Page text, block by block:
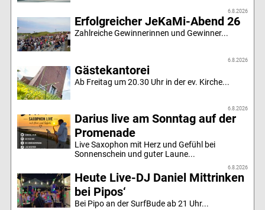
6.8.2026
Erfolgreicher JeKaMi-Abend 26
Zahlreiche Gewinnerinnen und Gewinner...
6.8.2026
Gästekantorei
Ab Freitag um 20.30 Uhr in der ev. Kirche...
6.8.2026
Darius live am Sonntag auf der
Promenade
Live Saxophon mit Herz und Gefühl bei
Sonnenschein und guter Laune...
6.8.2026
Heute Live-DJ Daniel Mittrinken
bei Pipos‘
Bei Pipo an der SurfBude ab 21 Uhr...